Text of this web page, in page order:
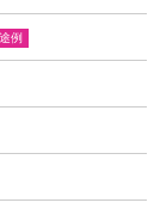
例